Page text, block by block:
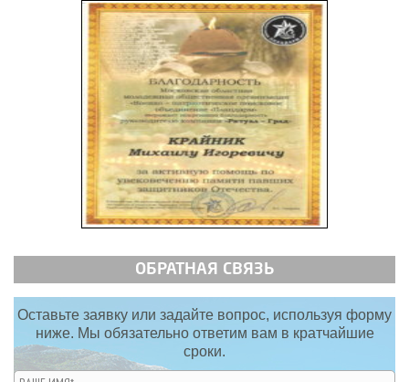
ОБРАТНАЯ СВЯЗЬ
Оставьте заявку или задайте вопрос, используя форму
ниже. Мы обязательно ответим вам в кратчайшие
сроки.